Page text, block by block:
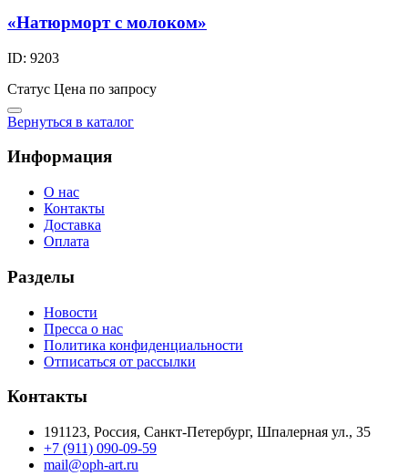
«Натюрморт с молоком»
ID: 9203
Статус Цена по запросу
Вернуться в каталог
Информация
О нас
Контакты
Доставка
Оплата
Разделы
Новости
Пресса о нас
Политика конфиденциальности
Отписаться от рассылки
Контакты
191123, Россия, Санкт-Петербург, Шпалерная ул., 35
+7 (911) 090-09-59
mail@oph-art.ru